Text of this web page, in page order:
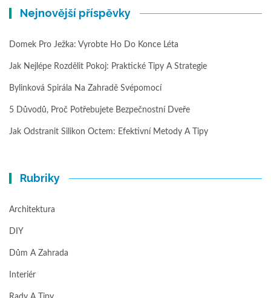
Nejnovější příspěvky
Domek Pro Ježka: Vyrobte Ho Do Konce Léta
Jak Nejlépe Rozdělit Pokoj: Praktické Tipy A Strategie
Bylinková Spirála Na Zahradě Svépomocí
5 Důvodů, Proč Potřebujete Bezpečnostní Dveře
Jak Odstranit Silikon Octem: Efektivní Metody A Tipy
Rubriky
Architektura
DIY
Dům A Zahrada
Interiér